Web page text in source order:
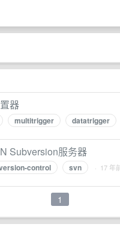
器
multitrigger datatrigger
Subversion服务器
control svn · 17 年
1